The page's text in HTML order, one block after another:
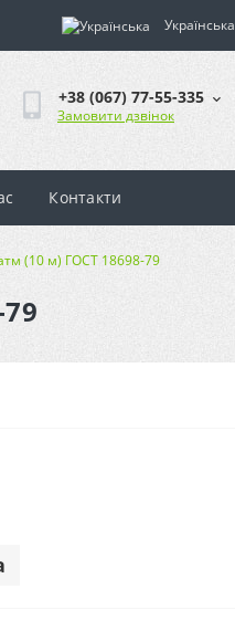
Українська
+38 (067) 77-55-335
Замовити дзвінок
Контакти
(10 м) ГОСТ 18698-79